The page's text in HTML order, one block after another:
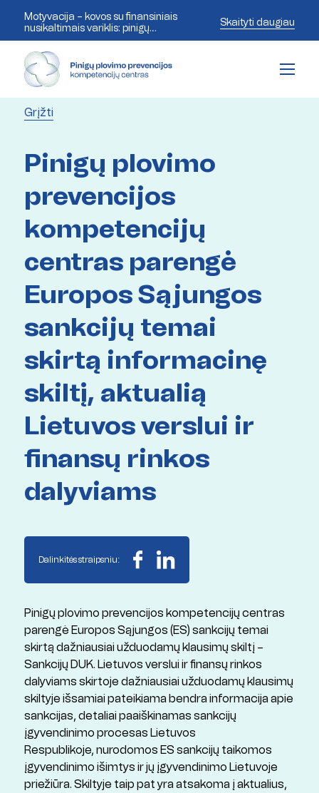
Motyvacija – kovos su finansiniais
nusikaltimais variklis: pinigų
plovimo prevencijos ekspertai
aptaria šiandienos iššūkius
Skaityti daugiau
Grįžti
Pinigų plovimo
prevencijos
kompetencijų
centras parengė
Europos Sąjungos
sankcijų temai
skirtą informacinę
skiltį, aktualią
Lietuvos verslui ir
finansų rinkos
dalyviams
Dalinkitės straipsniu:
Pinigų plovimo prevencijos kompetencijų centras
parengė Europos Sąjungos (ES) sankcijų temai
skirtą dažniausiai užduodamų klausimų skiltį –
Sankcijų DUK. Lietuvos verslui ir finansų rinkos
dalyviams skirtoje dažniausiai užduodamų klausimų
skiltyje išsamiai pateikiama bendra informacija apie
sankcijas, detaliai paaiškinamas sankcijų
įgyvendinimo procesas Lietuvos
Respublikoje, nurodomos ES sankcijų taikomos
įgyvendinimo išimtys ir jų įgyvendinimo Lietuvoje
priežiūra. Skiltyje taip pat yra atsakoma į aktualius,